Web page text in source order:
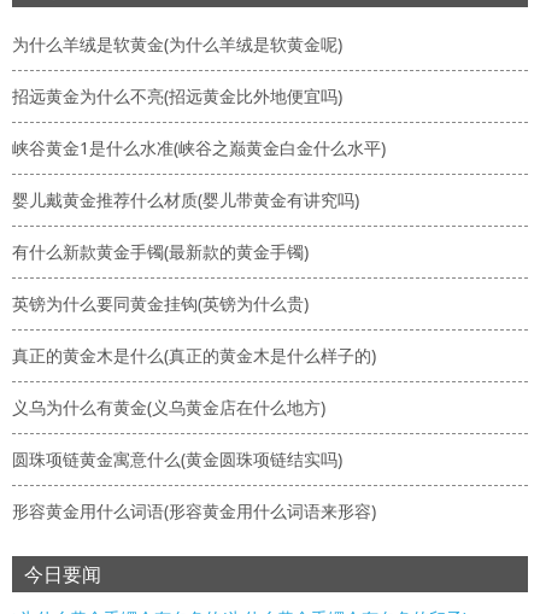
为什么羊绒是软黄金(为什么羊绒是软黄金呢)
招远黄金为什么不亮(招远黄金比外地便宜吗)
峡谷黄金1是什么水准(峡谷之巅黄金白金什么水平)
婴儿戴黄金推荐什么材质(婴儿带黄金有讲究吗)
有什么新款黄金手镯(最新款的黄金手镯)
英镑为什么要同黄金挂钩(英镑为什么贵)
真正的黄金木是什么(真正的黄金木是什么样子的)
义乌为什么有黄金(义乌黄金店在什么地方)
圆珠项链黄金寓意什么(黄金圆珠项链结实吗)
形容黄金用什么词语(形容黄金用什么词语来形容)
今日要闻